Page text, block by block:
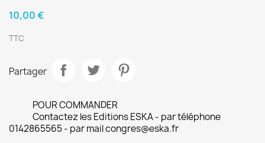
10,00 €
TTC
Partager
POUR COMMANDER
Contactez les Editions ESKA - par téléphone
0142865565 - par mail congres@eska.fr